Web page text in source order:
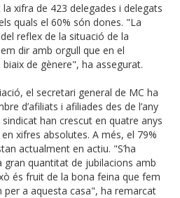
xifra de 423 delegades i delegats
quals el 60% són dones. "La
reflex de la situació de la
dir amb orgull que en el
de gènere", ha assegurat.
el secretari general de MC ha
d’afiliats i afiliades des de l’any
han crescut en quatre anys
xifres absolutes. A més, el 79%
actualment en actiu. "S’ha
quantitat de jubilacions amb
és fruit de la bona feina que fem
a aquesta casa", ha remarcat